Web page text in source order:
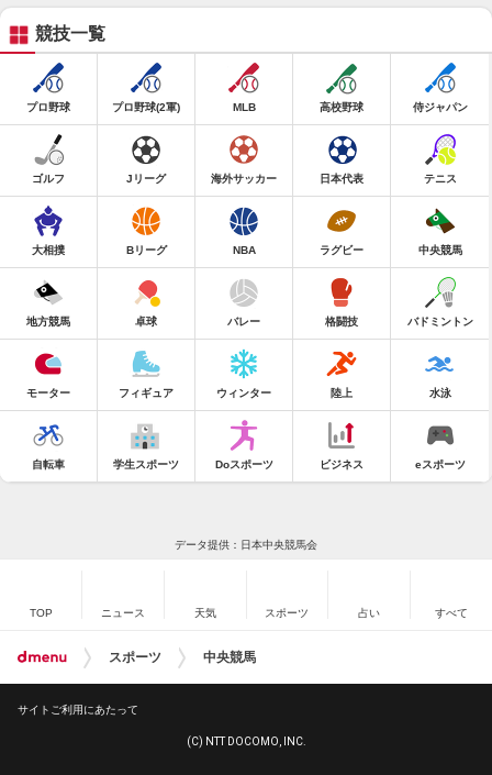
競技一覧
プロ野球 プロ野球(2軍) MLB 高校野球 侍ジャパン
ゴルフ Jリーグ 海外サッカー 日本代表 テニス
大相撲 Bリーグ NBA ラグビー 中央競馬
地方競馬 卓球 バレー 格闘技 バドミントン
モーター フィギュア ウィンター 陸上 水泳
自転車 学生スポーツ Doスポーツ ビジネス eスポーツ
データ提供：日本中央競馬会
TOP ニュース 天気 スポーツ 占い すべて
スポーツ 中央競馬
サイトご利用にあたって
(C) NTT DOCOMO, INC.